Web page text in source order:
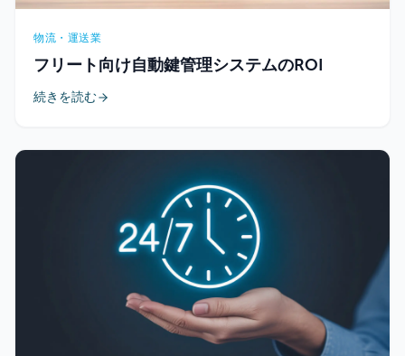
物流・運送業
フリート向け自動鍵管理システムのROI
続きを読む